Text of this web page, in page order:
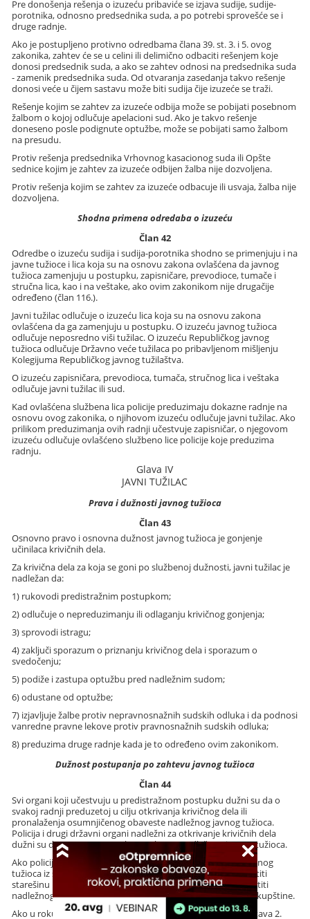
Pre donošenja rešenja o izuzeću pribaviće se izjava sudije, sudije-
porotnika, odnosno predsednika suda, a po potrebi sprovešće se i
druge radnje.
Ako je postupljeno protivno odredbama člana 39. st. 3. i 5. ovog
zakonika, zahtev će se u celini ili delimično odbaciti rešenjem koje
donosi predsednik suda, a ako se zahtev odnosi na predsednika suda
- zamenik predsednika suda. Od otvaranja zasedanja takvo rešenje
donosi veće u čijem sastavu može biti sudija čije izuzeće se traži.
Rešenje kojim se zahtev za izuzeće odbija može se pobijati posebnom
žalbom o kojoj odlučuje apelacioni sud. Ako je takvo rešenje
doneseno posle podignute optužbe, može se pobijati samo žalbom
na presudu.
Protiv rešenja predsednika Vrhovnog kasacionog suda ili Opšte
sednice kojim je zahtev za izuzeće odbijen žalba nije dozvoljena.
Protiv rešenja kojim se zahtev za izuzeće odbacuje ili usvaja, žalba nije
dozvoljena.
Shodna primena odredaba o izuzeću
Član 42
Odredbe o izuzeću sudija i sudija-porotnika shodno se primenjuju i na
javne tužioce i lica koja su na osnovu zakona ovlašćena da javnog
tužioca zamenjuju u postupku, zapisničare, prevodioce, tumače i
stručna lica, kao i na veštake, ako ovim zakonikom nije drugačije
određeno (član 116.).
Javni tužilac odlučuje o izuzeću lica koja su na osnovu zakona
ovlašćena da ga zamenjuju u postupku. O izuzeću javnog tužioca
odlučuje neposredno viši tužilac. O izuzeću Republičkog javnog
tužioca odlučuje Državno veće tužilaca po pribavljenom mišljenju
Kolegijuma Republičkog javnog tužilaštva.
O izuzeću zapisničara, prevodioca, tumača, stručnog lica i veštaka
odlučuje javni tužilac ili sud.
Kad ovlašćena službena lica policije preduzimaju dokazne radnje na
osnovu ovog zakonika, o njihovom izuzeću odlučuje javni tužilac. Ako
prilikom preduzimanja ovih radnji učestvuje zapisničar, o njegovom
izuzeću odlučuje ovlašćeno službeno lice policije koje preduzima
radnju.
Glava IV
JAVNI TUŽILAC
Prava i dužnosti javnog tužioca
Član 43
Osnovno pravo i osnovna dužnost javnog tužioca je gonjenje
učinilaca krivičnih dela.
Za krivična dela za koja se goni po službenoj dužnosti, javni tužilac je
nadležan da:
1) rukovodi predistražnim postupkom;
2) odlučuje o nepreduzimanju ili odlaganju krivičnog gonjenja;
3) sprovodi istragu;
4) zaključi sporazum o priznanju krivičnog dela i sporazum o
svedočenju;
5) podiže i zastupa optužbu pred nadležnim sudom;
6) odustane od optužbe;
7) izjavljuje žalbe protiv nepravnosnažnih sudskih odluka i da podnosi
vanredne pravne lekove protiv pravnosnažnih sudskih odluka;
8) preduzima druge radnje kada je to određeno ovim zakonikom.
Dužnost postupanja po zahtevu javnog tužioca
Član 44
Svi organi koji učestvuju u predistražnom postupku dužni su da o
svakoj radnji preduzetoj u cilju otkrivanja krivičnog dela ili
pronalaženja osumnjičenog obaveste nadležnog javnog tužioca.
Policija i drugi državni organi nadležni za otkrivanje krivičnih dela
dužni su da postupe po svakom zahtevu nadležnog javnog tužioca.
Ako policija ili drugi državni organ ne postupi po zahtevu javnog
tužioca iz stava 1. ovog člana, javni tužilac će odmah obavestiti
starešinu koji rukovodi organom, a po potrebi može obavestiti
nadležnog ministra, Vladu ili nadležno radno telo Narodne skupštine.
Ako u roku od 24 časa od kada je primljeno obaveštenje iz stava 2.